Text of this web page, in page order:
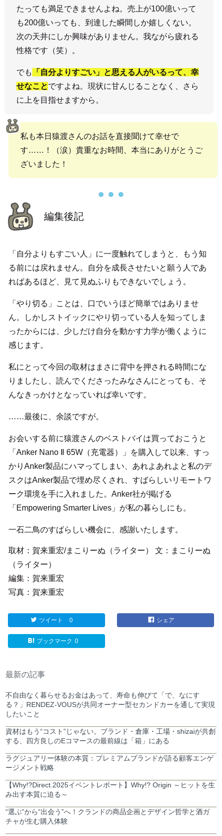
たっても満足できませんよね。売上が100億いって
も200億いっても、到達した瞬間しか嬉しくない。
次の天井にしか興味がありません。我ながら疲れる
性格です（笑）。
でも
「自分よりすごい」と思える人がいるって、幸
せなことですよね。現状に甘んじることなく、さら
に上を目指せますから。
私も本日猿渡さんのお話を直接聞けて幸せで
す……！（涙）貴重なお時間、本当にありがとうご
ざいました！
編集後記
「自分よりもすごい人」に一度触れてしまうと、もう知
る前には戻れません。自分を成長させたいと願う人であ
ればあるほど、見て見ぬふりもできないでしょう。
「やり切る」ことは、口でいうほど簡単ではありませ
ん。しかしストイックにやり切っている人を知ってしま
ったからには、少しだけ自分を動かす力学が働くように
感じます。
私にとって今回の取材はまさに背中を押される時間にな
りましたし、読んでくださったみなさんにとっても、そ
んなきっかけとなっていれば幸いです。
……最後に、余談ですが。
お会いする前に猿渡さんのベストバイは買っておこうと
「Anker Nano Ⅱ 65W（充電器）」を購入して以来、すっ
かりAnker製品にハマってしまい、あれよあれよと私のデ
スクはAnker製品で埋め尽くされ、すばらしいリモートワ
ーク環境を手に入れました。Anker社が掲げる
「Empowering Smarter Lives」が私の暮らしにも。
一石二鳥のすばらしい機会に、感謝いたします。
取材：賀来重宏/まこりーぬ（ライター） 文：まこりーぬ
（ライター）
編集：賀来重宏
写真：賀来重宏
ツイート 0 シェア
ブックマーク 0
最新の記事
不自由なく暮らせるお金はあって、寿命も伸びて「で、なにす
る？」RENDEZ-VOUSが共同オーナー型セカンドカーを通して実現
したいこと
資材はもう“コスト”じゃない。ブランド・倉庫・工場・shizaiが共創
する、四方良しのEコマースの最前線は「箱」にある
ラグジュアリー体験の本質：プレミアムブランドが語る顧客エンゲ
ージメント戦略
【Why!?Direct.2025イベントレポート】Why!? Origin ～ヒットを生
み出す本質に迫る～
“選ぶ”から“出会う”へ！クランドの商品企画とデザイン哲学と酒ガ
チャが生む購入体験